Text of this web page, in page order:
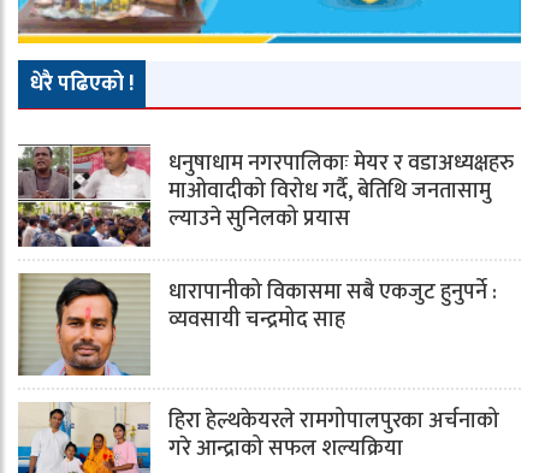
धेरै पढिएको !
धनुषाधाम नगरपालिकाः मेयर र वडाअध्यक्षहरु
माओवादीको विरोध गर्दै, बेतिथि जनतासामु
ल्याउने सुनिलको प्रयास
धारापानीको विकासमा सबै एकजुट हुनुपर्ने :
व्यवसायी चन्द्रमोद साह
हिरा हेल्थकेयरले रामगोपालपुरका अर्चनाको
गरे आन्द्राको सफल शल्यक्रिया